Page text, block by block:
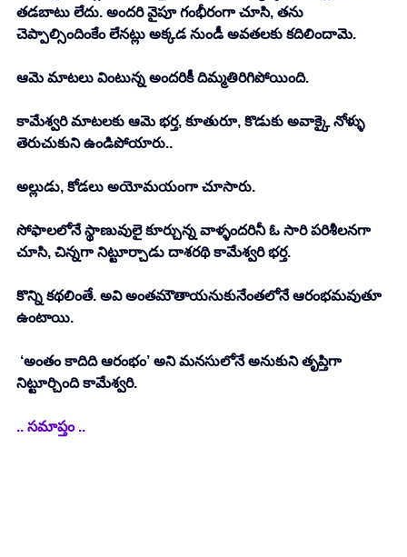
తడబాటు లేదు. అందరి వైపూ గంభీరంగా చూసి, తను
చెప్పాల్సిందింకేం లేనట్లు అక్కడ నుండీ అవతలకు కదిలిందామె.
ఆమె మాటలు వింటున్న అందరికీ దిమ్మతిరిగిపోయింది.
కామేశ్వరి మాటలకు ఆమె భర్త, కూతురూ, కొడుకు అవాక్కై నోళ్ళు
తెరుచుకుని ఉండిపోయారు..
అల్లుడు, కోడలు అయోమయంగా చూసారు.
సోఫాలలోనే స్థాణువులై కూర్చున్న వాళ్ళందరినీ ఓ సారి పరిశీలనగా
చూసి, చిన్నగా నిట్టూర్చాడు దాశరథి కామేశ్వరి భర్త.
కొన్ని కథలింతే. అవి అంతమౌతాయనుకునేంతలోనే ఆరంభమవుతూ
ఉంటాయి.
‘అంతం కాదిది ఆరంభం’ అని మనసులోనే అనుకుని తృప్తిగా
నిట్టూర్చింది కామేశ్వరి.
.. సమాప్తం ..